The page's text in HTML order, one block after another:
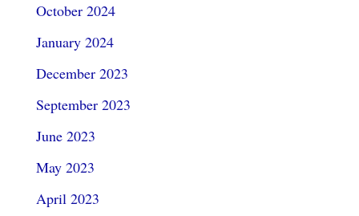
October 2024
January 2024
December 2023
September 2023
June 2023
May 2023
April 2023